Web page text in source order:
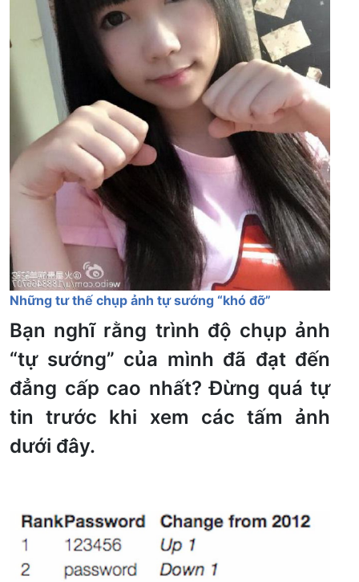
Những tư thế chụp ảnh tự sướng “khó đỡ”
Bạn nghĩ rằng trình độ chụp ảnh
“tự sướng” của mình đã đạt đến
đẳng cấp cao nhất? Đừng quá tự
tin trước khi xem các tấm ảnh
dưới đây.